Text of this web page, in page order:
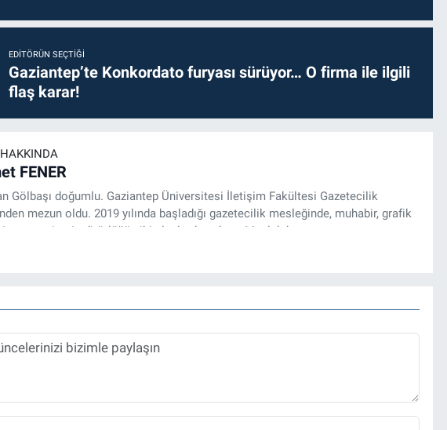
EDITÖRÜN SEÇTIĞI
Gaziantep’te Konkordato furyası sürüyor… O firma ile ilgili
flaş karar!
FENER
Gölbaşı doğumlu. Gaziantep Üniversitesi İletişim Fakültesi Gazetecilik
mezun oldu. 2019 yılında başladığı gazetecilik mesleğinde, muhabir, grafik
internet sitesi editörlüğü gibi alanlarda çalıştı. Meslek hayatına
yazı işleri müdürü ve “Güncel, Spor ve Teknolojiden Sorumlu